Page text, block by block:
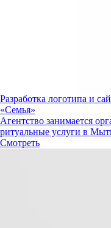
Разработка логотипа и
«Семья»
Агентство занимается
ритуальные услуги в
Смотреть